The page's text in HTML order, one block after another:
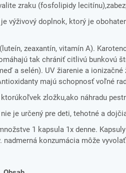
zraku (fosfolipidy
je výživový doplnok, ktorý je
(luteín, zeaxantín, vitamín A).
tak chrániť citlivú bunkovú
a selén). UV žiarenie a
majú schopnosť voľné
zložku,ako náhradu
je určený pre deti, tehotné a
1 kapsula 1x denne.
konzumácia môže